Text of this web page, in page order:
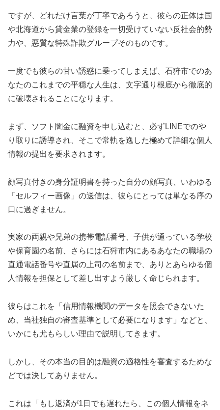
ですが、どれだけ言葉が丁寧であろうと、彼らの正体は国
や北海道から貸金業の登録を一切受けていない反社会的勢
力や、悪質な特殊詐欺グループそのものです。
一度でも彼らの甘い誘惑に乗ってしまえば、石狩市でのあ
なたのこれまでの平穏な人生は、文字通り根底から徹底的
に破壊されることになります。
まず、ソフト闇金に融資を申し込むと、必ずLINEでのや
り取りに誘導され、そこで常軌を逸した極めて詳細な個人
情報の提出を要求されます。
顔写真付きの身分証明書を持った自分の顔写真、いわゆる
「セルフィー画像」の送信は、彼らにとっては単なる序の
口に過ぎません。
実家の両親や兄弟の携帯電話番号、子供が通っている学校
や保育園の名前、さらには石狩市内にあるあなたの職場の
直通電話番号や直属の上司の名前まで、ありとあらゆる個
人情報を担保として差し出すよう厳しく命じられます。
彼らはこれを「信用情報機関のデータを照会できないた
め、当社独自の審査基準として必要になります」などと、
いかにも尤もらしい理由で説明してきます。
しかし、その本当の目的は融資の適格性を審査するためな
どでは決してありません。
これは「もし返済が1日でも遅れたら、この個人情報をネ